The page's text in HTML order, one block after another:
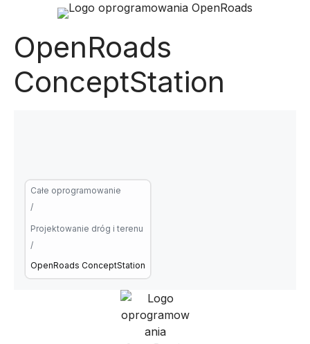
OpenRoads
ConceptStation
Całe oprogramowanie
/
Projektowanie dróg i terenu
/
OpenRoads ConceptStation